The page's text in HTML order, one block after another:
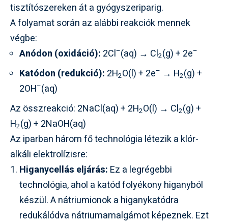
tisztítószereken át a gyógyszeriparig.
A folyamat során az alábbi reakciók mennek
végbe:
Anódon (oxidáció): 2Cl–(aq) → Cl2(g) + 2e–
Katódon (redukció): 2H2O(l) + 2e– → H2(g) +
2OH–(aq)
Az összreakció: 2NaCl(aq) + 2H2O(l) → Cl2(g) +
H2(g) + 2NaOH(aq)
Az iparban három fő technológia létezik a klór-
alkáli elektrolízisre:
Higanycellás eljárás: Ez a legrégebbi
technológia, ahol a katód folyékony higanyból
készül. A nátriumionok a higanykatódra
redukálódva nátriumamalgámot képeznek. Ezt